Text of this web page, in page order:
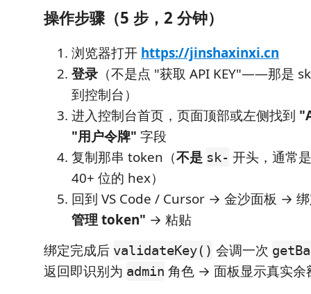
操作步骤（5 步，2 分钟）
浏览器打开 https://jinshaxinxi.cn
登录 （不是点 "获取 API KEY"——那是
到控制台）
进入控制台首页，页面顶部或左侧找到
"用户令牌" 字段
复制那串 token（不是 sk- 开头，通常
40+ 位的 hex）
回到 VS Code / Cursor → 金沙面板 →
管理 token" → 粘贴
绑定完成后 validateKey() 会调一次
返回即识别为 admin 角色 → 面板显示真实余